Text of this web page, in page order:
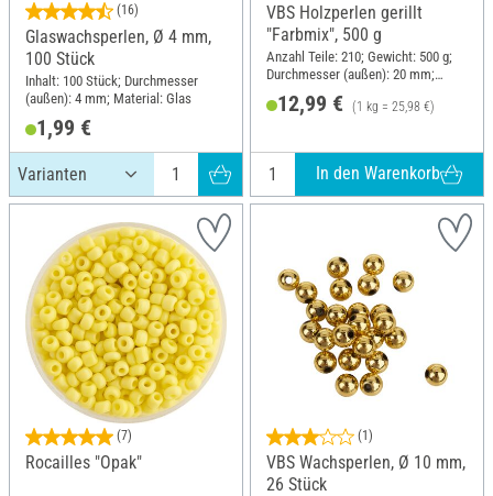
(16)
Glaswachsperlen, Ø 4 mm,
100 Stück
Inhalt: 100 Stück; Durchmesser
(außen): 4 mm; Material: Glas
1,99 €
VBS Holzperlen gerillt
"Farbmix", 500 g
Anzahl Teile: 210; Gewicht: 500 g;
Durchmesser (außen): 20 mm;
12,99 € (1 kg = 25,98 €)
In den Warenkorb
(7)
Rocailles "Opak"
(1)
VBS Wachsperlen, Ø 10 mm,
26 Stück